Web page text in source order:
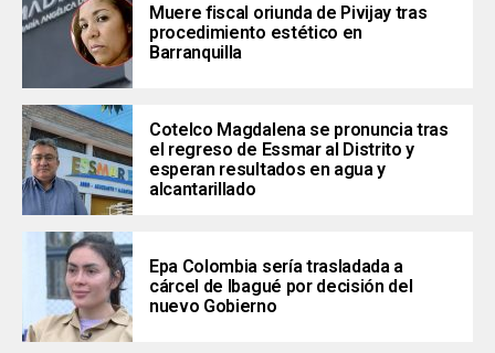
Muere fiscal oriunda de Pivijay tras
procedimiento estético en
Barranquilla
Cotelco Magdalena se pronuncia tras
el regreso de Essmar al Distrito y
esperan resultados en agua y
alcantarillado
Epa Colombia sería trasladada a
cárcel de Ibagué por decisión del
nuevo Gobierno